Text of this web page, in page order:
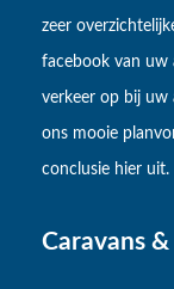
zeer
facebook van uw
verkeer op bij uw
ons mooie
conclusie hier uit.
Caravans